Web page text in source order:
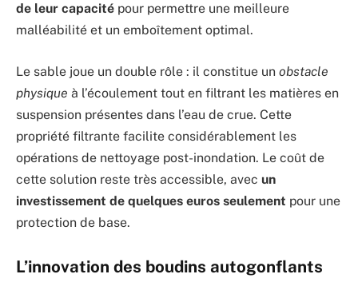
de leur capacité pour permettre une meilleure
malléabilité et un emboîtement optimal.
Le sable joue un double rôle : il constitue un obstacle
physique à l’écoulement tout en filtrant les matières en
suspension présentes dans l’eau de crue. Cette
propriété filtrante facilite considérablement les
opérations de nettoyage post-inondation. Le coût de
cette solution reste très accessible, avec un
investissement de quelques euros seulement pour une
protection de base.
L’innovation des boudins autogonflants